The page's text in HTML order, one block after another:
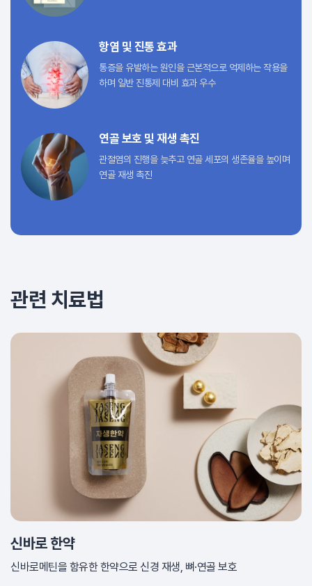
항염 및 진통 효과
통증을 유발하는 원인을 근본적으로 억제하는 작용을
하며 일반 진통제 대비 효과 우수
연골 보호 및 재생 촉진
관절염의 진행을 늦추고 연골 세포의 생존율을 높이며
연골 재생 촉진
관련 치료법
신바로 한약
신바로메틴을 함유한 한약으로 신경 재생, 뼈·연골 보호